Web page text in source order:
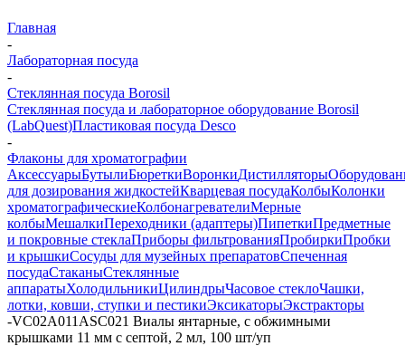
Главная
-
Лабораторная посуда
-
Стеклянная посуда Borosil
Стеклянная посуда и лабораторное оборудование Borosil
(LabQuest)Пластиковая посуда Desco
-
Флаконы для хроматографии
АксессуарыБутылиБюреткиВоронкиДистилляторы
для дозирования жидкостейКварцевая посудаКолбыКолонки
хроматографическиеКолбонагревателиМерные
колбыМешалкиПереходники (адаптеры)ПипеткиПредметные
и покровные стеклаПриборы фильтрованияПробиркиПробки
и крышкиСосуды для музейных препаратовСпеченная
посудаСтаканыСтеклянные
аппаратыХолодильникиЦилиндрыЧасовое стеклоЧашки,
лотки, ковши, ступки и пестикиЭксикаторыЭкстракторы
-VC02A011ASC021 Виалы янтарные, с обжимными
крышками 11 мм с септой, 2 мл, 100 шт/уп